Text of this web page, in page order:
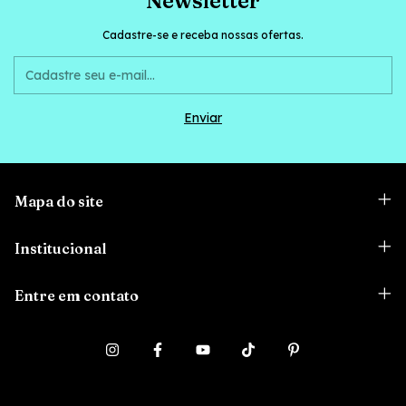
Cadastre-se e receba nossas ofertas.
Mapa do site
Institucional
Entre em contato